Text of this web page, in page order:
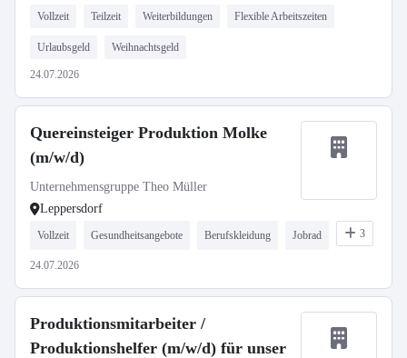
Vollzeit Teilzeit Weiterbildungen Flexible Arbeitszeiten
Urlaubsgeld Weihnachtsgeld
24.07.2026
Quereinsteiger Produktion Molke
(m/w/d)
Unternehmensgruppe Theo Müller
Leppersdorf
Vollzeit Gesundheitsangebote Berufskleidung Jobrad 3
24.07.2026
Produktionsmitarbeiter /
Produktionshelfer (m/w/d) für unser